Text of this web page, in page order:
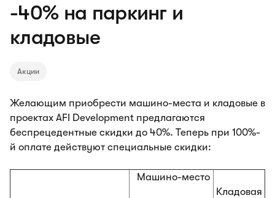
-40% на паркинг и
кладовые
Акции
Желающим приобрести машино-места и кладовые в
проектах AFI Development предлагаются
беспрецедентные скидки до 40%. Теперь при 100%-
й оплате действуют специальные скидки:
Машино-место
Кладовая